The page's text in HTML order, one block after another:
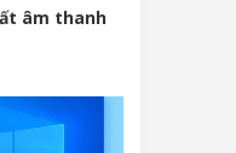
âm thanh